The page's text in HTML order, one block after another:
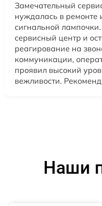
Замечательный
нуждалась в ремонте
сигнальной
сервисный центр и
реагирование на
коммуникации,
проявил высокий
вежливости.
Наши